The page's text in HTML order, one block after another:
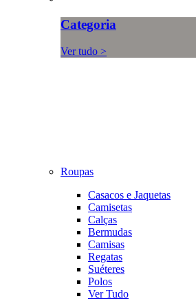
Categoria
Ver tudo >
Roupas
Casacos e Jaquetas
Camisetas
Calças
Bermudas
Camisas
Regatas
Suéteres
Polos
Ver Tudo